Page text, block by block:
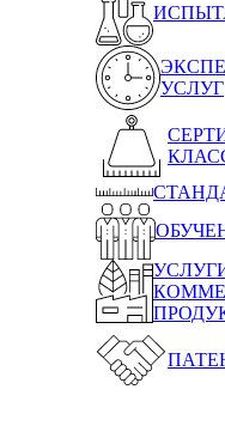
УСЛУГ